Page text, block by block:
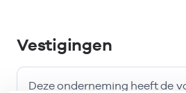
Vestigingen
Deze onderneming heeft de